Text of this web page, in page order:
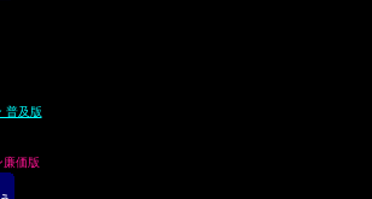
普及版
廉価版